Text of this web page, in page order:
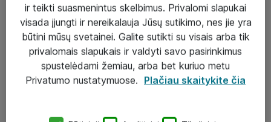
Paslaugos
Sprendimai
Įgyvendinti projektai
Atea ekspertų patarimai verslui
UAB „ATEA“
ir teikti suasmenintus skelbimus. Privalomi slapukai
visada įjungti ir nereikalauja Jūsų sutikimo, nes jie yra
būtini mūsų svetainei. Galite sutikti su visais arba tik
privalomais slapukais ir valdyti savo pasirinkimus
spustelėdami žemiau, arba bet kuriuo metu
Privatumo nustatymuose. Plačiau skaitykite čia